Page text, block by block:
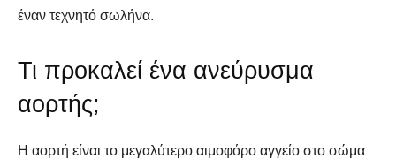
έναν τεχνητό σωλήνα.
Τι προκαλεί ένα ανεύρυσμα
αορτής;
Η αορτή είναι το μεγαλύτερο αιμοφόρο αγγείο στο σώμα